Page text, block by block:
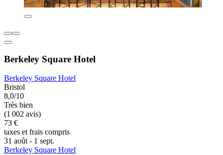
Berkeley Square Hotel
Berkeley Square Hotel
Bristol
8,0/10
Très bien
(1 002 avis)
73 €
taxes et frais compris
31 août - 1 sept.
Berkeley Square Hotel